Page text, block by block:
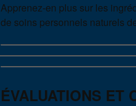
Apprenez-en plus sur les
de soins personnels naturels
ÉVALUATIONS ET